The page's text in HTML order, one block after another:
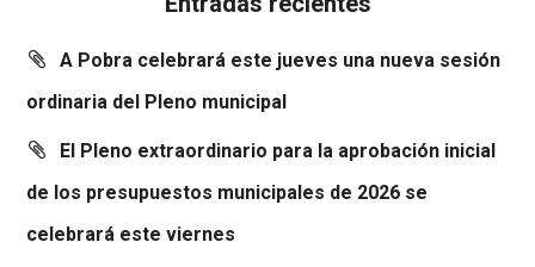
A Pobra celebrará este jueves una nueva sesión
ordinaria del Pleno municipal
El Pleno extraordinario para la aprobación inicial
de los presupuestos municipales de 2026 se
celebrará este viernes